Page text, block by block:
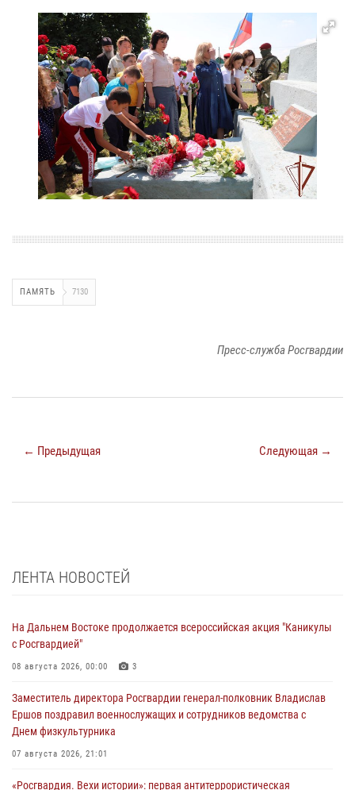
ПАМЯТЬ 7130
Пресс-служба Росгвардии
← Предыдущая Следующая →
ЛЕНТА НОВОСТЕЙ
На Дальнем Востоке продолжается всероссийская акция "Каникулы
с Росгвардией"
08 августа 2026, 00:00 3
Заместитель директора Росгвардии генерал-полковник Владислав
Ершов поздравил военнослужащих и сотрудников ведомства с
Днем физкультурника
07 августа 2026, 21:01
«Росгвардия. Вехи истории»: первая антитеррористическая